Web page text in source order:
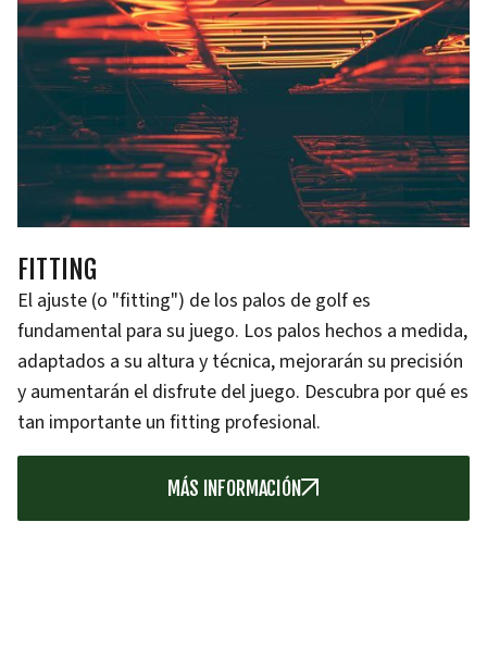
FITTING
El ajuste (o "fitting") de los palos de golf es
fundamental para su juego. Los palos hechos a medida,
adaptados a su altura y técnica, mejorarán su precisión
y aumentarán el disfrute del juego. Descubra por qué es
tan importante un fitting profesional.
MÁS INFORMACIÓN